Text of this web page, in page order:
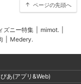
ページの先頭へ
ズニー特集 mimot.
Medery.
ぴあ(アプリ&Web)